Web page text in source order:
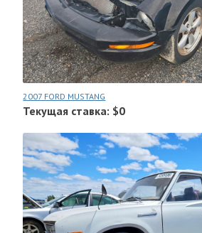
2007 FORD MUSTANG
Текущая ставка: $0